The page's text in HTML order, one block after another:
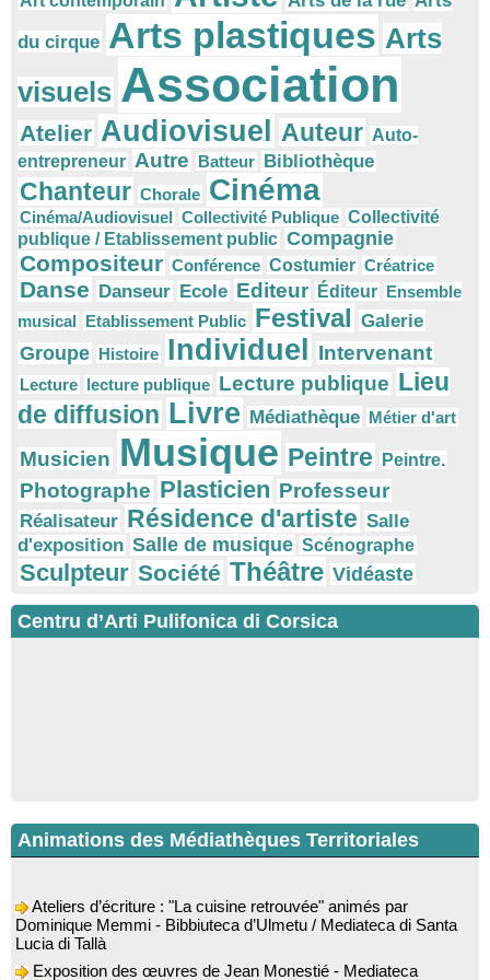
du cirque Arts plastiques Arts
visuels Association
Atelier Audiovisuel Auteur Auto-
entrepreneur Autre Batteur Bibliothèque
Chanteur Chorale Cinéma
Cinéma/Audiovisuel Collectivité Publique Collectivité
publique / Etablissement public Compagnie
Compositeur Conférence Costumier Créatrice
Danse Danseur Ecole Editeur Éditeur Ensemble
musical Etablissement Public Festival Galerie
Groupe Histoire Individuel Intervenant
Lecture lecture publique Lecture publique Lieu
de diffusion Livre Médiathèque Métier d'art
Musicien Musique Peintre Peintre.
Photographe Plasticien Professeur
Réalisateur Résidence d'artiste Salle
d'exposition Salle de musique Scénographe
Sculpteur Société Théâtre Vidéaste
Centru d’Arti Pulifonica di Corsica
Animations des Médiathèques Territoriales
Dominique Memmi - Bibbiuteca d’Ulmetu / Mediateca di Santa
Lucia di Tallà